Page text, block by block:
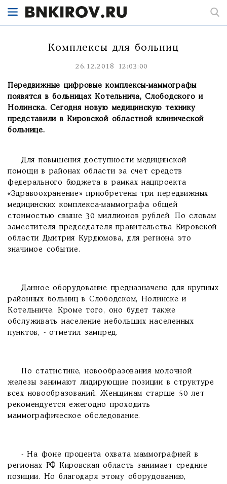
Комплексы для больниц
26.12.2018 12:03:00
Передвижные цифровые комплексы-маммографы
появятся в больницах Котельнича, Слободского и
Нолинска. Сегодня новую медицинскую технику
представили в Кировской областной клинической
больнице.
Для повышения доступности медицинской
помощи в районах области за счет средств
федерального бюджета в рамках нацпроекта
«Здравоохранение» приобретены три передвижных
медицинских комплекса-маммографа общей
стоимостью свыше 30 миллионов рублей. По словам
заместителя председателя правительства Кировской
области Дмитрия Курдюмова, для региона это
значимое событие.
Данное оборудование предназначено для крупных
районных больниц в Слободском, Нолинске и
Котельниче. Кроме того, оно будет также
обслуживать население небольших населенных
пунктов, - отметил зампред.
По статистике, новообразования молочной
железы занимают лидирующие позиции в структуре
всех новообразований. Женщинам старше 50 лет
рекомендуется ежегодно проходить
маммографическое обследование.
- На фоне процента охвата маммографией в
регионах РФ Кировская область занимает средние
позиции. Но благодаря этому оборудованию,